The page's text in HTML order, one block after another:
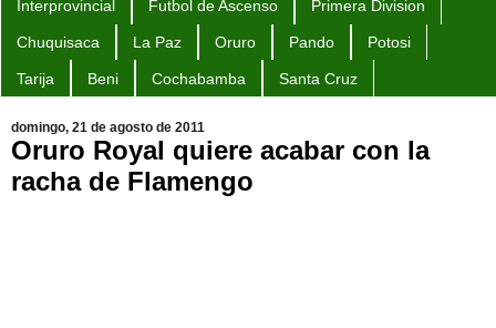
Interprovincial Futbol de Ascenso Primera Division
Chuquisaca La Paz Oruro Pando Potosi
Tarija Beni Cochabamba Santa Cruz
domingo, 21 de agosto de 2011
Oruro Royal quiere acabar con la
racha de Flamengo